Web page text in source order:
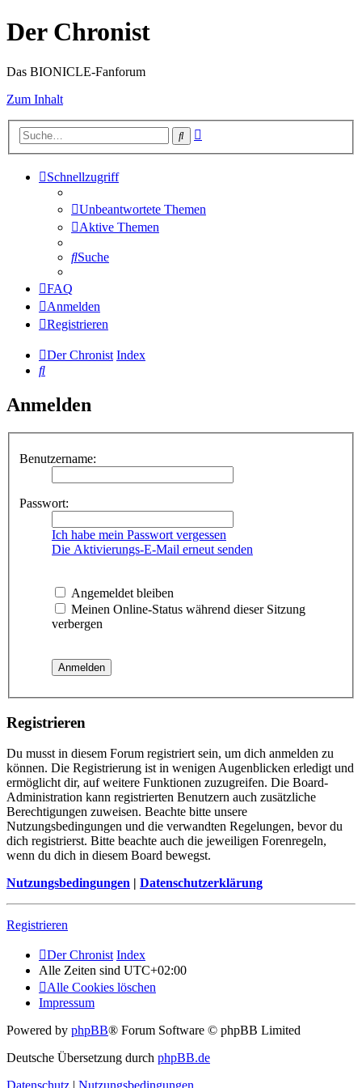
Der Chronist
Das BIONICLE-Fanforum
Zum Inhalt
Suche
Schnellzugriff
Unbeantwortete Themen
Aktive Themen
Suche
FAQ
Anmelden
Registrieren
Der Chronist Index
Suche
Anmelden
Benutzername:
Passwort:
Ich habe mein Passwort vergessen
Die Aktivierungs-E-Mail erneut senden
Angemeldet bleiben
Meinen Online-Status während dieser Sitzung
verbergen
Registrieren
Du musst in diesem Forum registriert sein, um dich anmelden zu
können. Die Registrierung ist in wenigen Augenblicken erledigt und
ermöglicht dir, auf weitere Funktionen zuzugreifen. Die Board-
Administration kann registrierten Benutzern auch zusätzliche
Berechtigungen zuweisen. Beachte bitte unsere
Nutzungsbedingungen und die verwandten Regelungen, bevor du
dich registrierst. Bitte beachte auch die jeweiligen Forenregeln,
wenn du dich in diesem Board bewegst.
Nutzungsbedingungen | Datenschutzerklärung
Registrieren
Der Chronist Index
Alle Zeiten sind UTC+02:00
Alle Cookies löschen
Impressum
Powered by phpBB® Forum Software © phpBB Limited
Deutsche Übersetzung durch phpBB.de